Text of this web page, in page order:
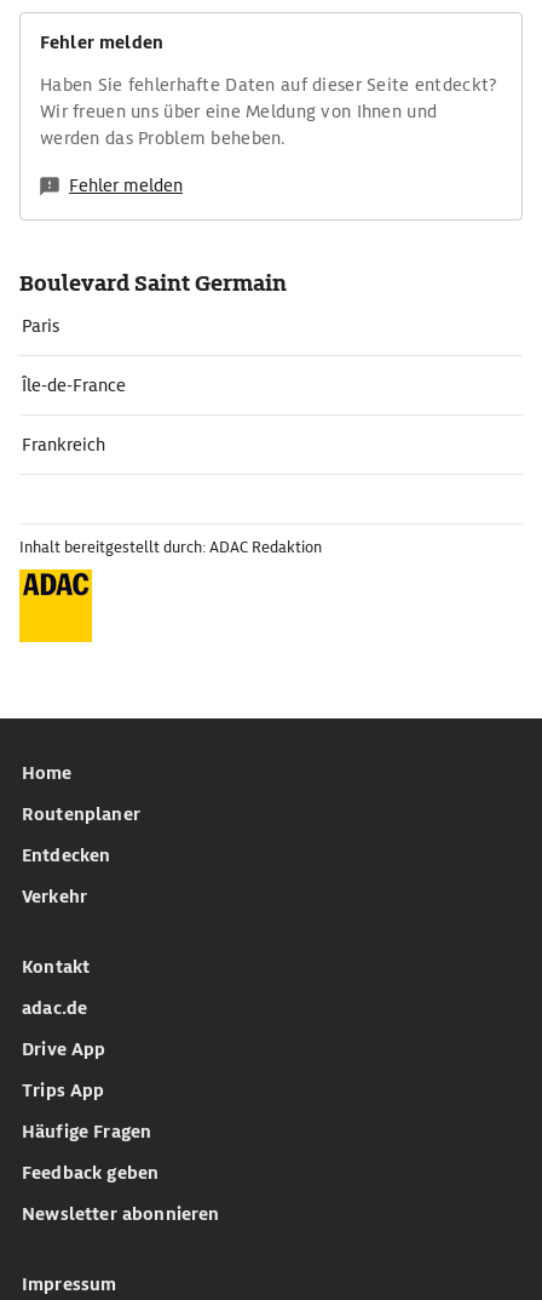
Fehler melden
Haben Sie fehlerhafte Daten auf dieser Seite entdeckt?
Wir freuen uns über eine Meldung von Ihnen und
werden das Problem beheben.
Fehler melden
Boulevard Saint Germain
Paris
Île-de-France
Frankreich
Inhalt bereitgestellt durch: ADAC Redaktion
Home
Routenplaner
Entdecken
Verkehr
Kontakt
adac.de
Drive App
Trips App
Häufige Fragen
Feedback geben
Newsletter abonnieren
Impressum